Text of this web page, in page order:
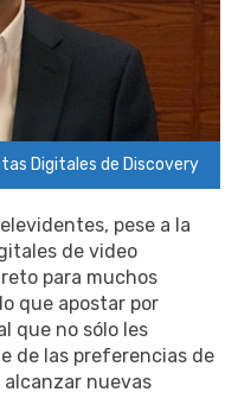
Digitales de Discovery
pese a la
de video
para muchos
que apostar por
que no sólo les
de las preferencias de
nuevas